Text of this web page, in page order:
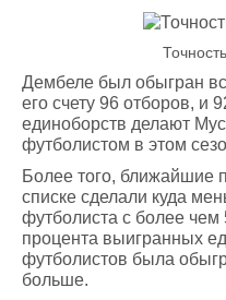
Дембеле был обыгран
его счету 96 отборов, и
единоборств делают
футболистом в этом
Более того, ближайшие
списке сделали куда
футболиста с более чем
процента выигранных
футболистов была
больше.